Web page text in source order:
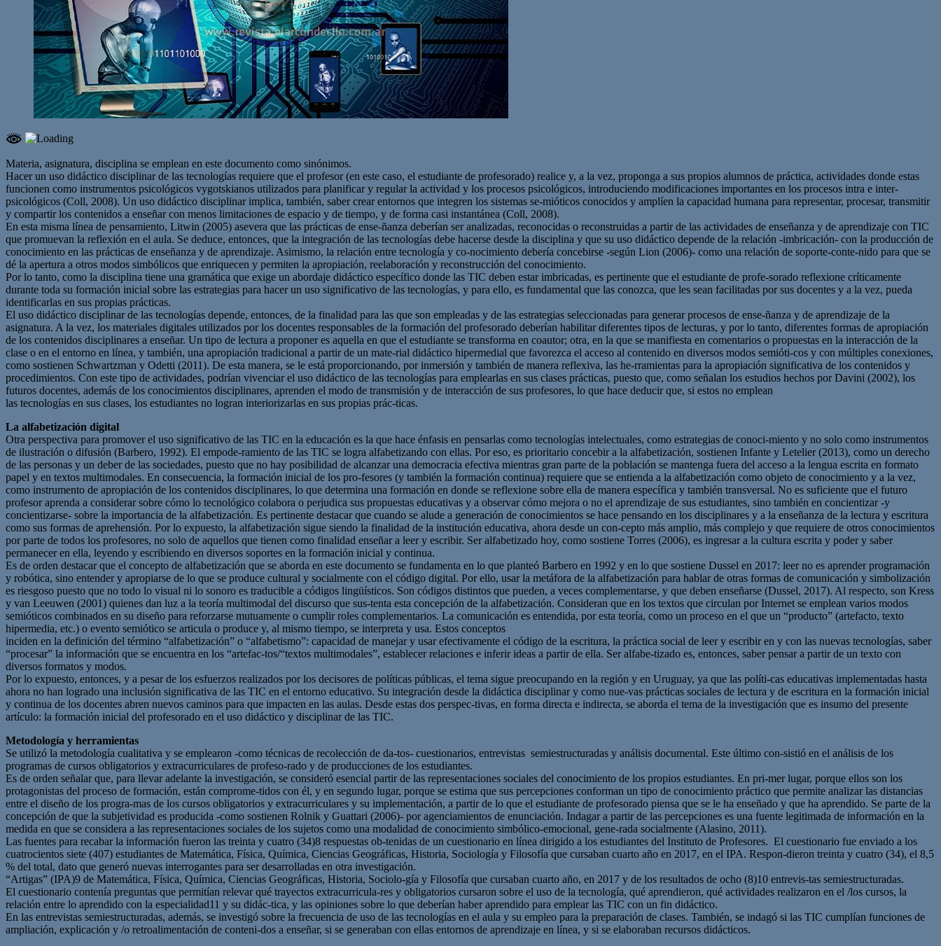
Materia, asignatura, disciplina se emplean en este documento como sinónimos.
Hacer un uso didáctico disciplinar de las tecnologías requiere que el profesor (en este caso, el estudiante de profesorado) realice y, a la vez, proponga a sus propios alumnos de práctica, actividades donde estas
funcionen como instrumentos psicológicos vygotskianos utilizados para planificar y regular la actividad y los procesos psicológicos, introduciendo modificaciones importantes en los procesos intra e inter-
psicológicos (Coll, 2008). Un uso didáctico disciplinar implica, también, saber crear entornos que integren los sistemas se-mióticos conocidos y amplíen la capacidad humana para representar, procesar, transmitir
y compartir los contenidos a enseñar con menos limitaciones de espacio y de tiempo, y de forma casi instantánea (Coll, 2008).
En esta misma línea de pensamiento, Litwin (2005) asevera que las prácticas de ense-ñanza deberían ser analizadas, reconocidas o reconstruidas a partir de las actividades de enseñanza y de aprendizaje con TIC
que promuevan la reflexión en el aula. Se deduce, entonces, que la integración de las tecnologías debe hacerse desde la disciplina y que su uso didáctico depende de la relación -imbricación- con la producción de
conocimiento en las prácticas de enseñanza y de aprendizaje. Asimismo, la relación entre tecnología y co-nocimiento debería concebirse -según Lion (2006)- como una relación de soporte-conte-nido para que se
dé la apertura a otros modos simbólicos que enriquecen y permiten la apropiación, reelaboración y reconstrucción del conocimiento.
Por lo tanto, como la disciplina tiene una gramática que exige un abordaje didáctico específico donde las TIC deben estar imbricadas, es pertinente que el estudiante de profe-sorado reflexione críticamente
durante toda su formación inicial sobre las estrategias para hacer un uso significativo de las tecnologías, y para ello, es fundamental que las conozca, que les sean facilitadas por sus docentes y a la vez, pueda
identificarlas en sus propias prácticas.
El uso didáctico disciplinar de las tecnologías depende, entonces, de la finalidad para las que son empleadas y de las estrategias seleccionadas para generar procesos de ense-ñanza y de aprendizaje de la
asignatura. A la vez, los materiales digitales utilizados por los docentes responsables de la formación del profesorado deberían habilitar diferentes tipos de lecturas, y por lo tanto, diferentes formas de apropiación
de los contenidos disciplinares a enseñar. Un tipo de lectura a proponer es aquella en que el estudiante se transforma en coautor; otra, en la que se manifiesta en comentarios o propuestas en la interacción de la
clase o en el entorno en línea, y también, una apropiación tradicional a partir de un mate-rial didáctico hipermedial que favorezca el acceso al contenido en diversos modos semióti-cos y con múltiples conexiones,
como sostienen Schwartzman y Odetti (2011). De esta manera, se le está proporcionando, por inmersión y también de manera reflexiva, las he-rramientas para la apropiación significativa de los contenidos y
procedimientos. Con este tipo de actividades, podrían vivenciar el uso didáctico de las tecnologías para emplearlas en sus clases prácticas, puesto que, como señalan los estudios hechos por Davini (2002), los
futuros docentes, además de los conocimientos disciplinares, aprenden el modo de transmisión y de interacción de sus profesores, lo que hace deducir que, si estos no emplean
las tecnologías en sus clases, los estudiantes no logran interiorizarlas en sus propias prác-ticas.
La alfabetización digital
Otra perspectiva para promover el uso significativo de las TIC en la educación es la que hace énfasis en pensarlas como tecnologías intelectuales, como estrategias de conoci-miento y no solo como instrumentos
de ilustración o difusión (Barbero, 1992). El empode-ramiento de las TIC se logra alfabetizando con ellas. Por eso, es prioritario concebir a la alfabetización, sostienen Infante y Letelier (2013), como un derecho
de las personas y un deber de las sociedades, puesto que no hay posibilidad de alcanzar una democracia efectiva mientras gran parte de la población se mantenga fuera del acceso a la lengua escrita en formato
papel y en textos multimodales. En consecuencia, la formación inicial de los pro-fesores (y también la formación continua) requiere que se entienda a la alfabetización como objeto de conocimiento y a la vez,
como instrumento de apropiación de los contenidos disciplinares, lo que determina una formación en donde se reflexione sobre ella de manera específica y también transversal. No es suficiente que el futuro
profesor aprenda a considerar sobre cómo lo tecnológico colabora o perjudica sus propuestas educativas y a observar cómo mejora o no el aprendizaje de sus estudiantes, sino también en concientizar -y
concientizarse- sobre la importancia de la alfabetización. Es pertinente destacar que cuando se alude a generación de conocimientos se hace pensando en los disciplinares y a la enseñanza de la lectura y escritura
como sus formas de aprehensión. Por lo expuesto, la alfabetización sigue siendo la finalidad de la institución educativa, ahora desde un con-cepto más amplio, más complejo y que requiere de otros conocimientos
por parte de todos los profesores, no solo de aquellos que tienen como finalidad enseñar a leer y escribir. Ser alfabetizado hoy, como sostiene Torres (2006), es ingresar a la cultura escrita y poder y saber
permanecer en ella, leyendo y escribiendo en diversos soportes en la formación inicial y continua.
Es de orden destacar que el concepto de alfabetización que se aborda en este documento se fundamenta en lo que planteó Barbero en 1992 y en lo que sostiene Dussel en 2017: leer no es aprender programación
y robótica, sino entender y apropiarse de lo que se produce cultural y socialmente con el código digital. Por ello, usar la metáfora de la alfabetización para hablar de otras formas de comunicación y simbolización
es riesgoso puesto que no todo lo visual ni lo sonoro es traducible a códigos lingüísticos. Son códigos distintos que pueden, a veces complementarse, y que deben enseñarse (Dussel, 2017). Al respecto, son Kress
y van Leeuwen (2001) quienes dan luz a la teoría multimodal del discurso que sus-tenta esta concepción de la alfabetización. Consideran que en los textos que circulan por Internet se emplean varios modos
semióticos combinados en su diseño para reforzarse mutuamente o cumplir roles complementarios. La comunicación es entendida, por esta teoría, como un proceso en el que un “producto” (artefacto, texto
hipermedia, etc.) o evento semiótico se articula o produce y, al mismo tiempo, se interpreta y usa. Estos conceptos
inciden en la definición del término “alfabetización” o “alfabetismo”: capacidad de manejar y usar efectivamente el código de la escritura, la práctica social de leer y escribir en y con las nuevas tecnologías, saber
“procesar” la información que se encuentra en los “artefac-tos/“textos multimodales”, establecer relaciones e inferir ideas a partir de ella. Ser alfabe-tizado es, entonces, saber pensar a partir de un texto con
diversos formatos y modos.
Por lo expuesto, entonces, y a pesar de los esfuerzos realizados por los decisores de políticas públicas, el tema sigue preocupando en la región y en Uruguay, ya que las políti-cas educativas implementadas hasta
ahora no han logrado una inclusión significativa de las TIC en el entorno educativo. Su integración desde la didáctica disciplinar y como nue-vas prácticas sociales de lectura y de escritura en la formación inicial
y continua de los docentes abren nuevos caminos para que impacten en las aulas. Desde estas dos perspec-tivas, en forma directa e indirecta, se aborda el tema de la investigación que es insumo del presente
artículo: la formación inicial del profesorado en el uso didáctico y disciplinar de las TIC.
Metodología y herramientas
Se utilizó la metodología cualitativa y se emplearon -como técnicas de recolección de da-tos- cuestionarios, entrevistas semiestructuradas y análisis documental. Este último con-sistió en el análisis de los
programas de cursos obligatorios y extracurriculares de profeso-rado y de producciones de los estudiantes.
Es de orden señalar que, para llevar adelante la investigación, se consideró esencial partir de las representaciones sociales del conocimiento de los propios estudiantes. En pri-mer lugar, porque ellos son los
protagonistas del proceso de formación, están comprome-tidos con él, y en segundo lugar, porque se estima que sus percepciones conforman un tipo de conocimiento práctico que permite analizar las distancias
entre el diseño de los progra-mas de los cursos obligatorios y extracurriculares y su implementación, a partir de lo que el estudiante de profesorado piensa que se le ha enseñado y que ha aprendido. Se parte de la
concepción de que la subjetividad es producida -como sostienen Rolnik y Guattari (2006)- por agenciamientos de enunciación. Indagar a partir de las percepciones es una fuente legitimada de información en la
medida en que se considera a las representaciones sociales de los sujetos como una modalidad de conocimiento simbólico-emocional, gene-rada socialmente (Alasino, 2011).
Las fuentes para recabar la información fueron las treinta y cuatro (34)8 respuestas ob-tenidas de un cuestionario en línea dirigido a los estudiantes del Instituto de Profesores. El cuestionario fue enviado a los
cuatrocientos siete (407) estudiantes de Matemática, Física, Química, Ciencias Geográficas, Historia, Sociología y Filosofía que cursaban cuarto año en 2017, en el IPA. Respon-dieron treinta y cuatro (34), el 8,5
% del total, dato que generó nuevas interrogantes para ser desarrolladas en otra investigación.
“Artigas” (IPA)9 de Matemática, Física, Química, Ciencias Geográficas, Historia, Sociolo-gía y Filosofía que cursaban cuarto año, en 2017 y de los resultados de ocho (8)10 entrevis-tas semiestructuradas.
El cuestionario contenía preguntas que permitían relevar qué trayectos extracurricula-res y obligatorios cursaron sobre el uso de la tecnología, qué aprendieron, qué actividades realizaron en el /los cursos, la
relación entre lo aprendido con la especialidad11 y su didác-tica, y las opiniones sobre lo que deberían haber aprendido para emplear las TIC con un fin didáctico.
En las entrevistas semiestructuradas, además, se investigó sobre la frecuencia de uso de las tecnologías en el aula y su empleo para la preparación de clases. También, se indagó si las TIC cumplían funciones de
ampliación, explicación y /o retroalimentación de conteni-dos a enseñar, si se generaban con ellas entornos de aprendizaje en línea, y si se elaboraban recursos didácticos.